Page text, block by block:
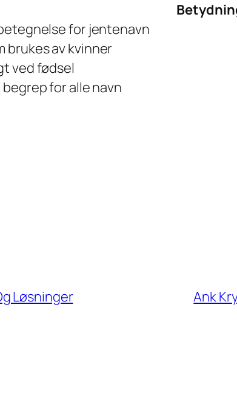
for jentenavn
brukes av kvinner
ved fødsel
for alle navn
Løsninger Ank